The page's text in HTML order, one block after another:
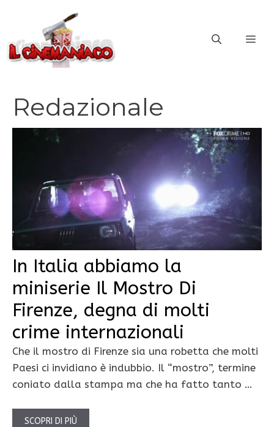
contenuto
Redazionale
In Italia abbiamo la
miniserie Il Mostro Di
Firenze, degna di molti
crime internazionali
Che il mostro di Firenze sia una robetta che molti
Paesi ci invidiano è indubbio. Il “mostro”, termine
coniato dalla stampa ma che ha fatto tanto …
SCOPRI DI PIÙ